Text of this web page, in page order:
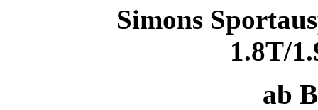
Simons
1.8T/
ab